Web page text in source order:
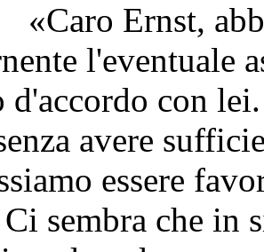
«Caro Ernst,
l'eventuale
d'accordo con
avere
essere
sembra che in